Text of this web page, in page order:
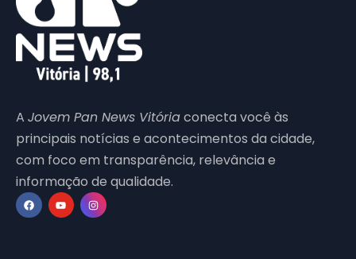
A Jovem Pan News Vitóriaconecta você às
principais notícias e acontecimentos da cidade,
com foco em transparência, relevância e
informação de qualidade.